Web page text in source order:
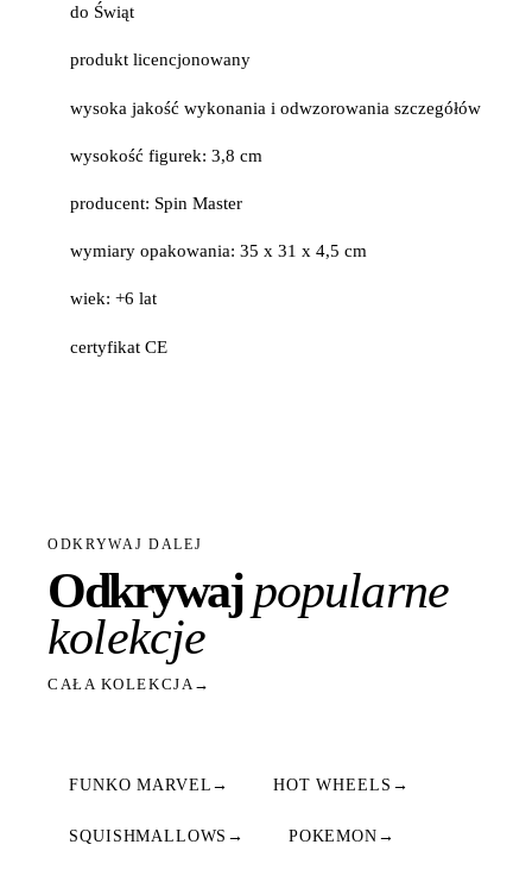
do Świąt
produkt licencjonowany
wysoka jakość wykonania i odwzorowania szczegółów
wysokość figurek: 3,8 cm
producent: Spin Master
wymiary opakowania: 35 x 31 x 4,5 cm
wiek: +6 lat
certyfikat CE
ODKRYWAJ DALEJ
Odkrywajpopularne
kolekcje
CAŁA KOLEKCJA →
FUNKO MARVEL → HOT WHEELS →
SQUISHMALLOWS → POKEMON →